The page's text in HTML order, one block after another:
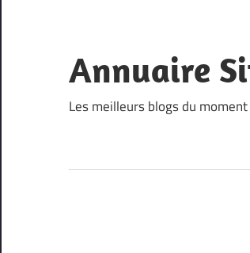
content
Annuaire
Les meilleurs blogs du moment